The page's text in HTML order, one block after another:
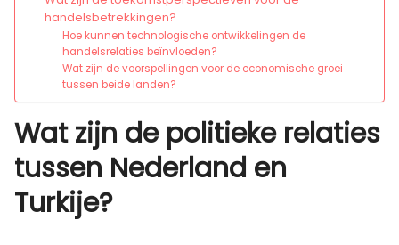
handelsbetrekkingen?
Hoe kunnen technologische ontwikkelingen de
handelsrelaties beïnvloeden?
Wat zijn de voorspellingen voor de economische groei
tussen beide landen?
Wat zijn de politieke relaties
tussen Nederland en
Turkije?